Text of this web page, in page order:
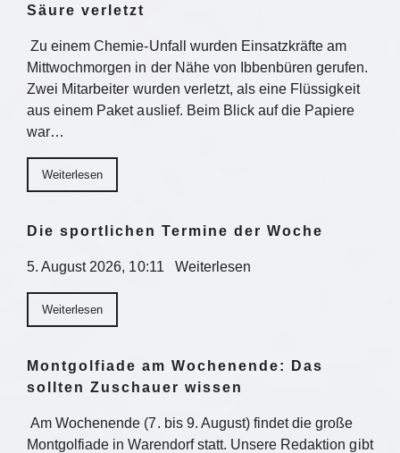
Säure verletzt
Zu einem Chemie-Unfall wurden Einsatzkräfte am
Mittwochmorgen in der Nähe von Ibbenbüren gerufen.
Zwei Mitarbeiter wurden verletzt, als eine Flüssigkeit
aus einem Paket auslief. Beim Blick auf die Papiere
war…
Weiterlesen
Die sportlichen Termine der Woche
5. August 2026, 10:11 Weiterlesen
Weiterlesen
Montgolfiade am Wochenende: Das
sollten Zuschauer wissen
Am Wochenende (7. bis 9. August) findet die große
Montgolfiade in Warendorf statt. Unsere Redaktion gibt